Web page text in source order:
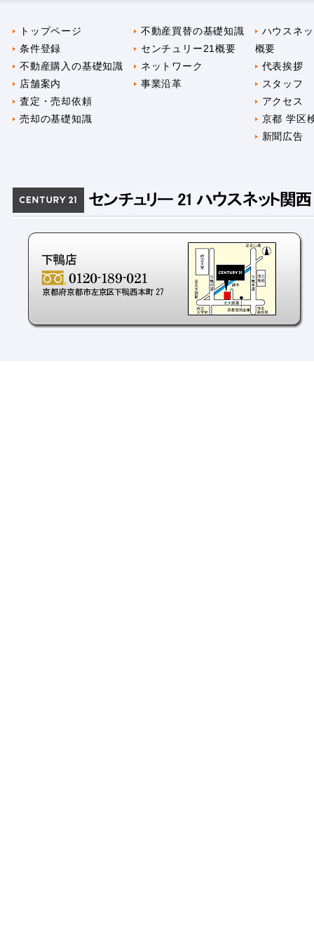
トップページ
条件登録
不動産購入の基礎知識
店舗案内
査定・売却依頼
売却の基礎知識
不動産買替の基礎知識
センチュリー21概要
ネットワーク
事業沿革
ハウスネ
概要
代表挨拶
スタッフ
アクセス
京都 学区
新聞広告